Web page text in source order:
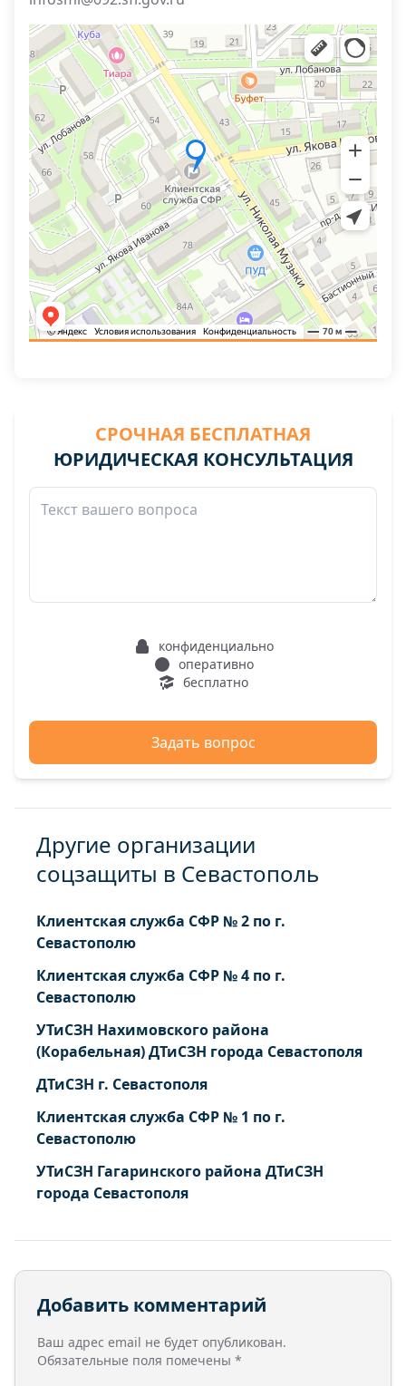
СРОЧНАЯ БЕСПЛАТНАЯ
ЮРИДИЧЕСКАЯ КОНСУЛЬТАЦИЯ
конфиденциально
оперативно
бесплатно
Задать вопрос
Другие организации
соцзащиты в Севастополь
Клиентская служба СФР № 2 по г.
Севастополю
Клиентская служба СФР № 4 по г.
Севастополю
УТиСЗН Нахимовского района
(Корабельная) ДТиСЗН города Севастополя
ДТиСЗН г. Севастополя
Клиентская служба СФР № 1 по г.
Севастополю
УТиСЗН Гагаринского района ДТиСЗН
города Севастополя
Добавить комментарий
Ваш адрес email не будет опубликован.
Обязательные поля помечены *